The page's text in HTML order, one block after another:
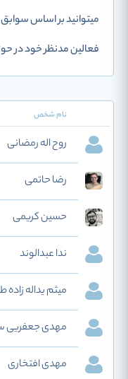
میتوانید بر اساس سوابق
فعالین مدنظر خود در
نام شخص
روح اله رمضانی
رضا حاتمی
حسین کریمی
ندا عبدالوند
میثم یداله زاده
مهدی جعفریی
مهدی افتخاری